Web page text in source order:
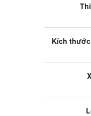
Kích thước